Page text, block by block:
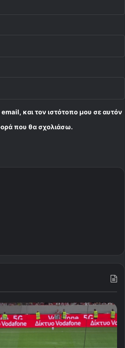
και τον ιστότοπο μου σε αυτόν
που θα σχολιάσω.